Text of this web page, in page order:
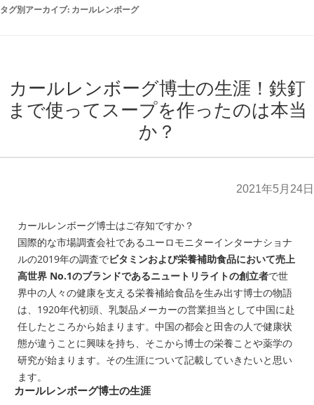
タグ別アーカイブ: カールレンボーグ
カールレンボーグ博士の生涯！鉄釘
まで使ってスープを作ったのは本当
か？
2021年5月24日
カールレンボーグ博士はご存知ですか？
国際的な市場調査会社であるユーロモニターインターナショナ
ルの2019年の調査でビタミンおよび栄養補助食品において売上
高世界 No.1のブランドであるニュートリライトの創立者で世
界中の人々の健康を支える栄養補給食品を生み出す博士の物語
は、1920年代初頭、乳製品メーカーの営業担当として中国に赴
任したところから始まります。中国の都会と田舎の人で健康状
態が違うことに興味を持ち、そこから博士の栄養ことや薬学の
研究が始まります。その生涯について記載していきたいと思い
ます。
カールレンボーグ博士の生涯